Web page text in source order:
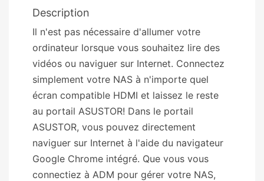
Description
Il n'est pas nécessaire d'allumer votre
ordinateur lorsque vous souhaitez lire des
vidéos ou naviguer sur Internet. Connectez
simplement votre NAS à n'importe quel
écran compatible HDMI et laissez le reste
au portail ASUSTOR! Dans le portail
ASUSTOR, vous pouvez directement
naviguer sur Internet à l'aide du navigateur
Google Chrome intégré. Que vous vous
connectiez à ADM pour gérer votre NAS,